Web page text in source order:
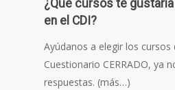
¿Qué cursos te
en el CDI?
Ayúdanos a elegir los cursos
Cuestionario CERRADO, ya
respuestas. (más…)